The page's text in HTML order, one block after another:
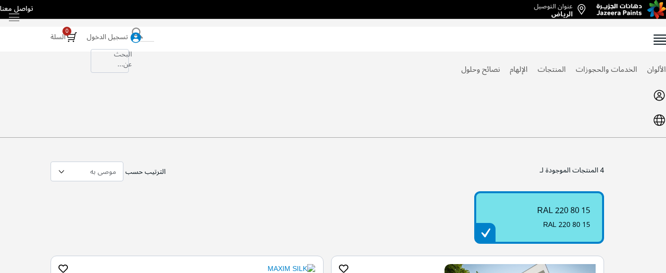
Skip
to
Content
عنوان التوصيل
الرياض
تواصل معنا
السلة
تسجيل الدخول
البحث
عن... الألوان الخدمات والحجوزات المنتجات الإلهام نصائح وحلول
4المنتجات الموجودة لـ الترتيب حسب
RAL 220 80 15
RAL 220 80 15